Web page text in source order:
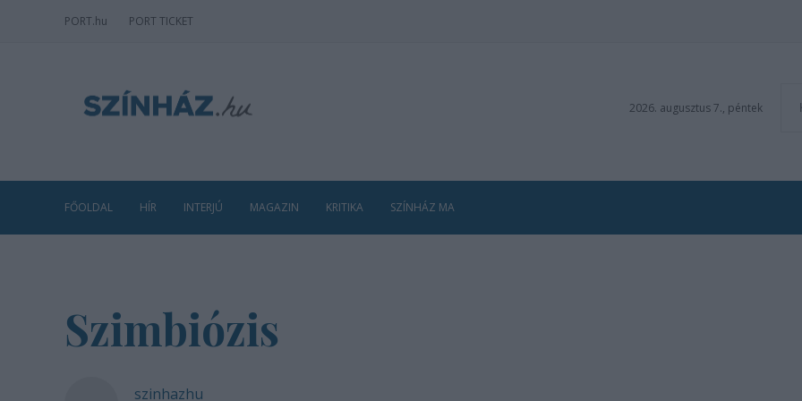
PORT.hu PORT TICKET
2026. augusztus 7., péntek
FŐOLDAL HÍR INTERJÚ MAGAZIN KRITIKA SZÍNHÁZ MA
Szimbiózis
szinhazhu